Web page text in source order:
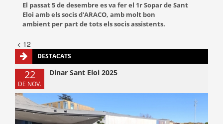
El passat 5 de desembre es va fer el 1r Sopar de Sant
Eloi amb els socis d'ARACO, amb molt bon
ambient per part de tots els socis assistents.
< 12
DESTACATS
22
DE NOV.
Dinar Sant Eloi 2025